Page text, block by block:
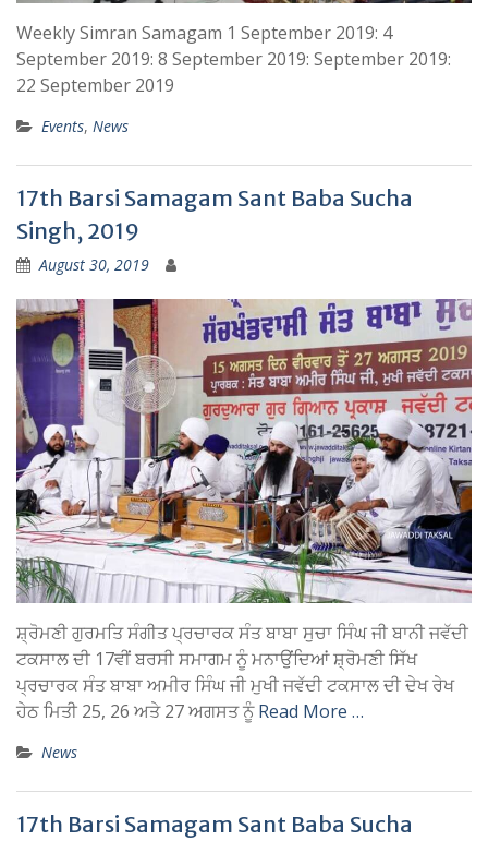
Weekly Simran Samagam 1 September 2019: 4
September 2019: 8 September 2019: September 2019:
22 September 2019
Events, News
17th Barsi Samagam Sant Baba Sucha
Singh, 2019
August 30, 2019
ਸ਼੍ਰੋਮਣੀ ਗੁਰਮਤਿ ਸੰਗੀਤ ਪ੍ਰਚਾਰਕ ਸੰਤ ਬਾਬਾ ਸੁਚਾ ਸਿੰਘ ਜੀ ਬਾਨੀ ਜਵੱਦੀ
ਟਕਸਾਲ ਦੀ 17ਵੀਂ ਬਰਸੀ ਸਮਾਗਮ ਨੂੰ ਮਨਾਉਂਦਿਆਂ ਸ਼੍ਰੋਮਣੀ ਸਿੱਖ
ਪ੍ਰਚਾਰਕ ਸੰਤ ਬਾਬਾ ਅਮੀਰ ਸਿੰਘ ਜੀ ਮੁਖੀ ਜਵੱਦੀ ਟਕਸਾਲ ਦੀ ਦੇਖ ਰੇਖ
ਹੇਠ ਮਿਤੀ 25, 26 ਅਤੇ 27 ਅਗਸਤ ਨੂੰRead More …
News
17th Barsi Samagam Sant Baba Sucha